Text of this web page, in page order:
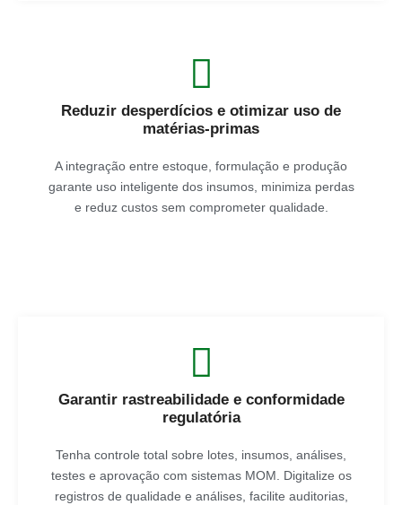
Reduzir desperdícios e otimizar uso de
matérias-primas
A integração entre estoque, formulação e produção
garante uso inteligente dos insumos, minimiza perdas
e reduz custos sem comprometer qualidade.
Garantir rastreabilidade e conformidade
regulatória
Tenha controle total sobre lotes, insumos, análises,
testes e aprovação com sistemas MOM. Digitalize os
registros de qualidade e análises, facilite auditorias,